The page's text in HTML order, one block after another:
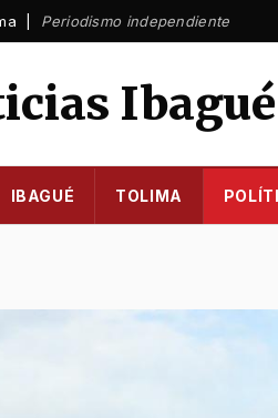
| Periodismo independiente
Ibagué
IBAGUÉ TOLIMA